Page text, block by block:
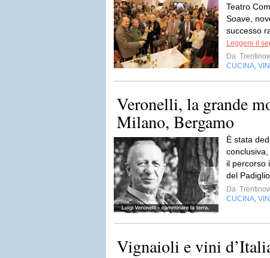
Teatro
Soave,
successo
Leggere il
Da
CUCINA
Veronelli, la grande
Milano, Bergamo
È stata
il percorso
del
Da
CUCINA
Vignaioli e vini